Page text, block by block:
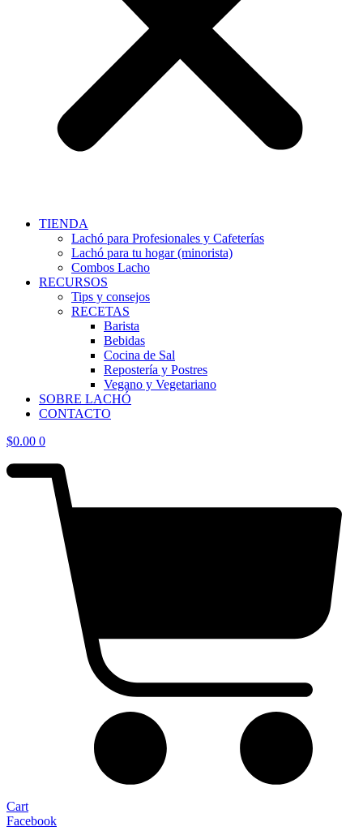
TIENDA
Lachó para Profesionales y Cafeterías
Lachó para tu hogar (minorista)
Combos Lacho
RECURSOS
Tips y consejos
RECETAS
Barista
Bebidas
Cocina de Sal
Repostería y Postres
Vegano y Vegetariano
SOBRE LACHÓ
CONTACTO
$0.00 0
Cart
Facebook